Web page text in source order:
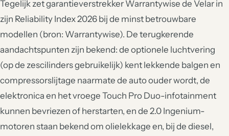
Tegelijk zet garantieverstrekker Warrantywise de Velar in
zijn Reliability Index 2026 bij de minst betrouwbare
modellen (bron: Warrantywise). De terugkerende
aandachtspunten zijn bekend: de optionele luchtvering
(op de zescilinders gebruikelijk) kent lekkende balgen en
compressorslijtage naarmate de auto ouder wordt, de
elektronica en het vroege Touch Pro Duo-infotainment
kunnen bevriezen of herstarten, en de 2.0 Ingenium-
motoren staan bekend om olielekkage en, bij de diesel,